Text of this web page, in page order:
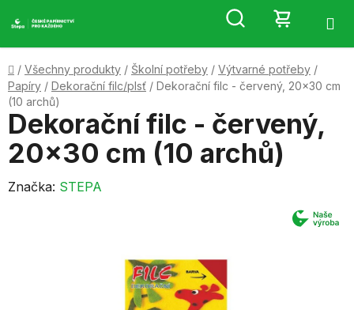
na
Hledat
KOŠÍK
Domů
/ Všechny produkty / Školní potřeby / Výtvarné potřeby /
Papíry / Dekorační filc/plsť / Dekorační filc - červený, 20x30 cm
(10 archů)
Dekorační filc - červený,
20x30 cm (10 archů)
Značka: STEPA